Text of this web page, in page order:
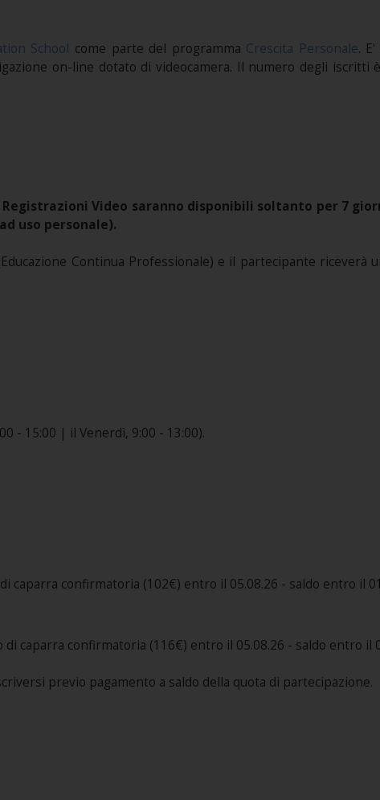
School come parte del programma Crescita Personale.
on-line dotato di videocamera. Il numero degli iscritti
Video saranno disponibili soltanto per 7
uso personale).
Continua Professionale) e il partecipante riceverà
- 15:00 | il Venerdì, 9:00 - 13:00).
confirmatoria (102€) entro il 05.08.26 - saldo entro il
caparra confirmatoria (116€) entro il 05.08.26 - saldo entro il
previo pagamento a saldo della quota di partecipazione.